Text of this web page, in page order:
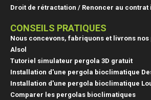
Droit de rétractation / Renoncer au contrat
CONSEILS PRATIQUES
Nous concevons, fabriquons et livrons
Alsol
Tutoriel simulateur pergola 3D gratuit
Installation d'une pergola bioclimatique
Installation d'une pergola bioclimatique
Comparer les pergolas bioclimatiques